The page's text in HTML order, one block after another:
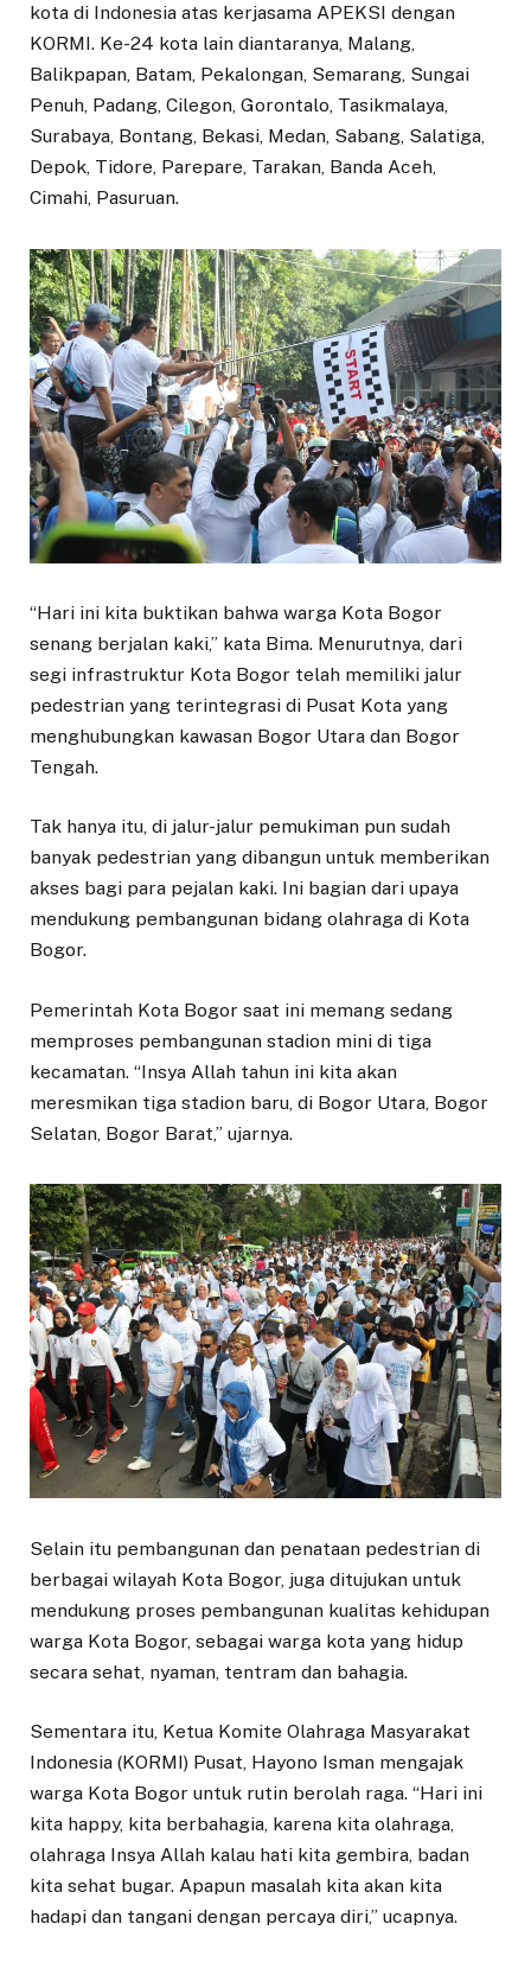
kota di Indonesia atas kerjasama APEKSI dengan
KORMI. Ke-24 kota lain diantaranya, Malang,
Balikpapan, Batam, Pekalongan, Semarang, Sungai
Penuh, Padang, Cilegon, Gorontalo, Tasikmalaya,
Surabaya, Bontang, Bekasi, Medan, Sabang, Salatiga,
Depok, Tidore, Parepare, Tarakan, Banda Aceh,
Cimahi, Pasuruan.
“Hari ini kita buktikan bahwa warga Kota Bogor
senang berjalan kaki,” kata Bima. Menurutnya, dari
segi infrastruktur Kota Bogor telah memiliki jalur
pedestrian yang terintegrasi di Pusat Kota yang
menghubungkan kawasan Bogor Utara dan Bogor
Tengah.
Tak hanya itu, di jalur-jalur pemukiman pun sudah
banyak pedestrian yang dibangun untuk memberikan
akses bagi para pejalan kaki. Ini bagian dari upaya
mendukung pembangunan bidang olahraga di Kota
Bogor.
Pemerintah Kota Bogor saat ini memang sedang
memproses pembangunan stadion mini di tiga
kecamatan. “Insya Allah tahun ini kita akan
meresmikan tiga stadion baru, di Bogor Utara, Bogor
Selatan, Bogor Barat,” ujarnya.
Selain itu pembangunan dan penataan pedestrian di
berbagai wilayah Kota Bogor, juga ditujukan untuk
mendukung proses pembangunan kualitas kehidupan
warga Kota Bogor, sebagai warga kota yang hidup
secara sehat, nyaman, tentram dan bahagia.
Sementara itu, Ketua Komite Olahraga Masyarakat
Indonesia (KORMI) Pusat, Hayono Isman mengajak
warga Kota Bogor untuk rutin berolah raga. “Hari ini
kita happy, kita berbahagia, karena kita olahraga,
olahraga Insya Allah kalau hati kita gembira, badan
kita sehat bugar. Apapun masalah kita akan kita
hadapi dan tangani dengan percaya diri,” ucapnya.